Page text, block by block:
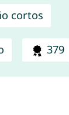
cortos
379